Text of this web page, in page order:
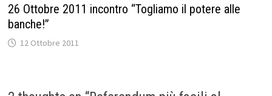
26 Ottobre 2011 incontro “Togliamo il potere alle
banche!”
12 Ottobre 2011